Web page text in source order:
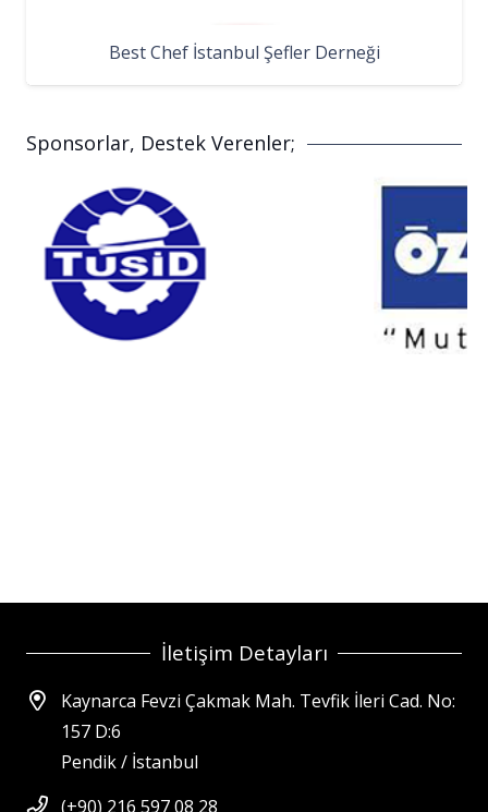
Best Chef İstanbul Şefler Derneği
Sponsorlar, Destek Verenler;
İletişim Detayları
Kaynarca Fevzi Çakmak Mah. Tevfik İleri Cad. No:
157 D:6
Pendik / İstanbul
(+90) 216 597 08 28